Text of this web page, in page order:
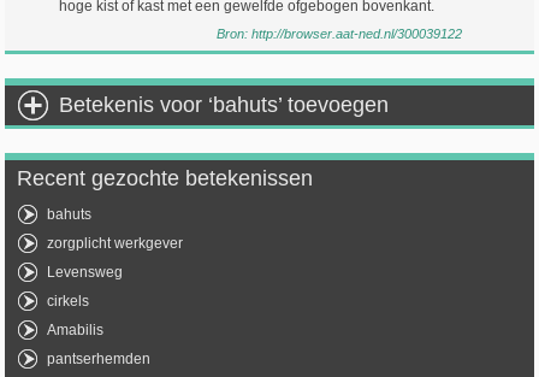
hoge kist of kast met een gewelfde ofgebogen bovenkant.
Bron: http://browser.aat-ned.nl/300039122
Betekenis voor ‘bahuts’ toevoegen
Recent gezochte betekenissen
bahuts
zorgplicht werkgever
Levensweg
cirkels
Amabilis
pantserhemden